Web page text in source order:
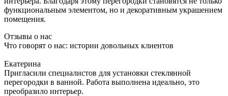
функциональным элементом, но и декоративным украшением
помещения.
Отзывы о нас
Что говорят о нас: истории довольных клиентов
Екатерина
Пригласили специалистов для установки стеклянной
перегородки в ванной. Работа выполнена идеально, это
преобразило интерьер.